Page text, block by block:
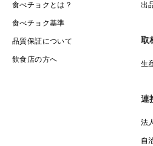
食べチョクとは？
食べチョク基準
品質保証について
飲食店の方へ
出
取
生
連
法
自